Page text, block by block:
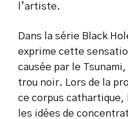
l’artiste.
Dans la série Black
exprime cette
causée par le
trou noir. Lors de la
ce corpus
les idées de